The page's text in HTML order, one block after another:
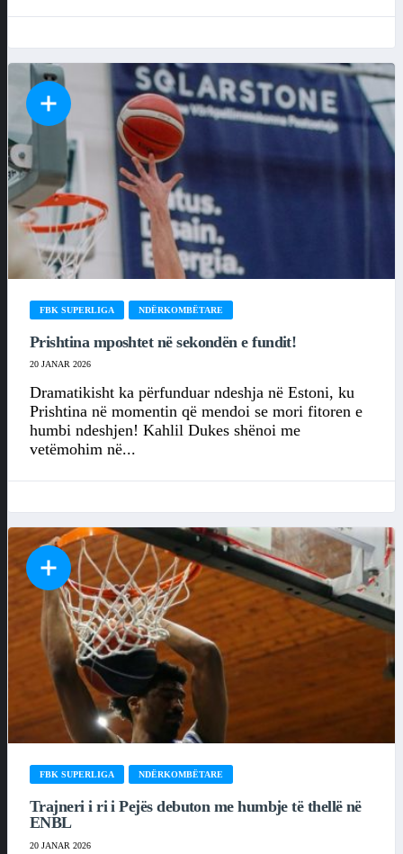
FBK SUPERLIGA NDËRKOMBËTARE
Prishtina mposhtet në sekondën e fundit!
20 JANAR 2026
Dramatikisht ka përfunduar ndeshja në Estoni, ku
Prishtina në momentin që mendoi se mori fitoren e
humbi ndeshjen! Kahlil Dukes shënoi me
vetëmohim në...
FBK SUPERLIGA NDËRKOMBËTARE
Trajneri i ri i Pejës debuton me humbje të thellë në
ENBL
20 JANAR 2026